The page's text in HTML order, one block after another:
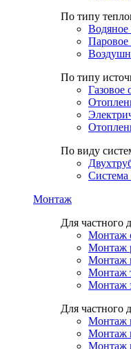
По типу
Водяное
Паровое
По типу
Газовое
По виду
Монтаж
Для частного
Монтаж
Монтаж
Монтаж
Монтаж
Монтаж
Для частного
Монтаж
Монтаж
Монтаж